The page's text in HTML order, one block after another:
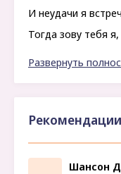
И неудачи я
Тогда зову тебя я,
Развернуть
Рекомендации
Шансон